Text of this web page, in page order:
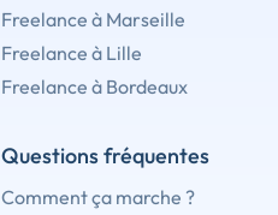
Freelance à Marseille
Freelance à Lille
Freelance à Bordeaux
Questions fréquentes
Comment ça marche ?